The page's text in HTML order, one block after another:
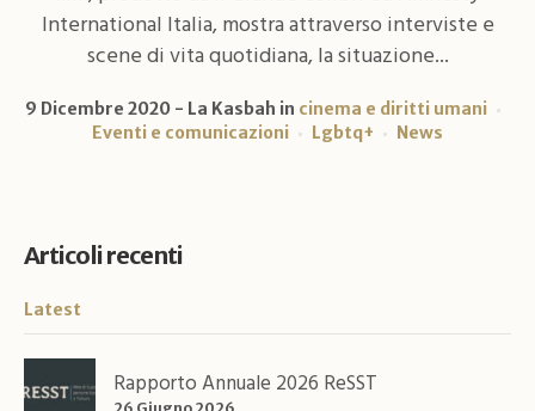
International Italia, mostra attraverso interviste e
scene di vita quotidiana, la situazione...
9 Dicembre 2020 La Kasbah in cinema e diritti umani
Eventi e comunicazioni
Lgbtq+ News
Articoli recenti
Latest
Rapporto Annuale 2026 ReSST